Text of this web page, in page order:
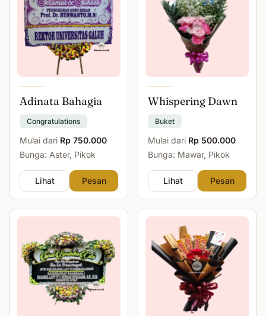
Adinata Bahagia
Congratulations
Mulai dari Rp 750.000
Bunga: Aster, Pikok
Lihat Pesan
Whispering Dawn
Buket
Mulai dari Rp 500.000
Bunga: Mawar, Pikok
Lihat Pesan